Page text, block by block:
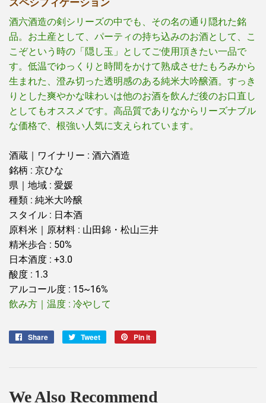
スペシフィケーション
酒六酒造の剣シリーズの中でも、その名の通り隠れた銘
品。お土産として、パーティの持ち込みのお酒として、こ
こぞという時の「隠し玉」としてご使用頂きたい一品で
す。低温でゆっくりと時間をかけて熟成させたもろみから
生まれた、澄み切った透明感のある純米大吟醸酒。すっき
りとした爽やかな味わいは他のお酒を飲んだ後のお口直し
としてもオススメです。高品質でありなからリーズナブル
な価格で、根強い人気に支えられています。
酒蔵｜ワイナリー : 酒六酒造
銘柄 : 京ひな
県｜地域 : 愛媛
種類 : 純米大吟醸
スタイル : 日本酒
原料米｜原材料 : 山田錦・松山三井
精米歩合 : 50%
日本酒度 : +3.0
酸度 : 1.3
アルコール度 : 15~16%
飲み方｜温度 : 冷やして
Share
Share
Tweet
Tweet
Pin it
We Also Recommend